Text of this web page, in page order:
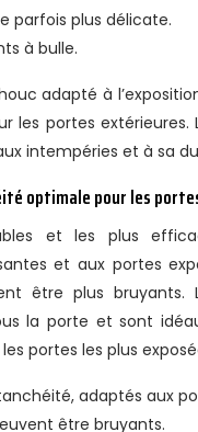
parfois plus délicate.
à bulle.
adapté à
portes extérieures.
intempéries et à sa
optimale pour les
et les plus
et aux portes
être plus bruyants.
la porte et sont
portes les plus
adaptés aux
être bruyants.